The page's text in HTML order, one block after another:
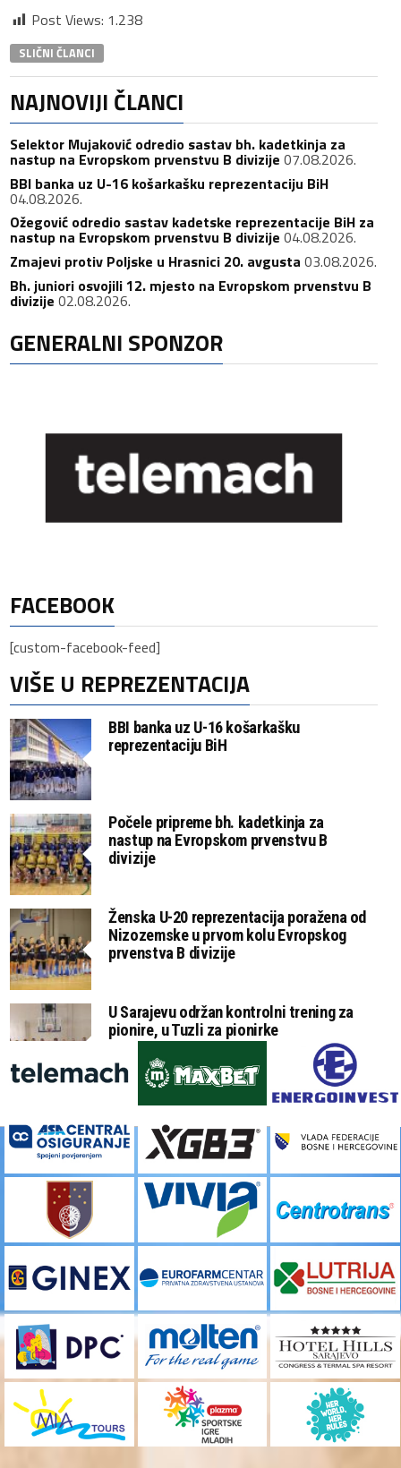
Post Views: 1.238
SLIČNI ČLANCI
NAJNOVIJI ČLANCI
Selektor Mujaković odredio sastav bh. kadetkinja za
nastup na Evropskom prvenstvu B divizije 07.08.2026.
BBI banka uz U-16 košarkašku reprezentaciju BiH
04.08.2026.
Ožegović odredio sastav kadetske reprezentacije BiH za
nastup na Evropskom prvenstvu B divizije 04.08.2026.
Zmajevi protiv Poljske u Hrasnici 20. avgusta 03.08.2026.
Bh. juniori osvojili 12. mjesto na Evropskom prvenstvu B
divizije 02.08.2026.
GENERALNI SPONZOR
FACEBOOK
[custom-facebook-feed]
VIŠE U REPREZENTACIJA
BBI banka uz U-16 košarkašku
reprezentaciju BiH
Počele pripreme bh. kadetkinja za
nastup na Evropskom prvenstvu B
divizije
Ženska U-20 reprezentacija poražena od
Nizozemske u prvom kolu Evropskog
prvenstva B divizije
U Sarajevu održan kontrolni trening za
pionire, u Tuzli za pionirke